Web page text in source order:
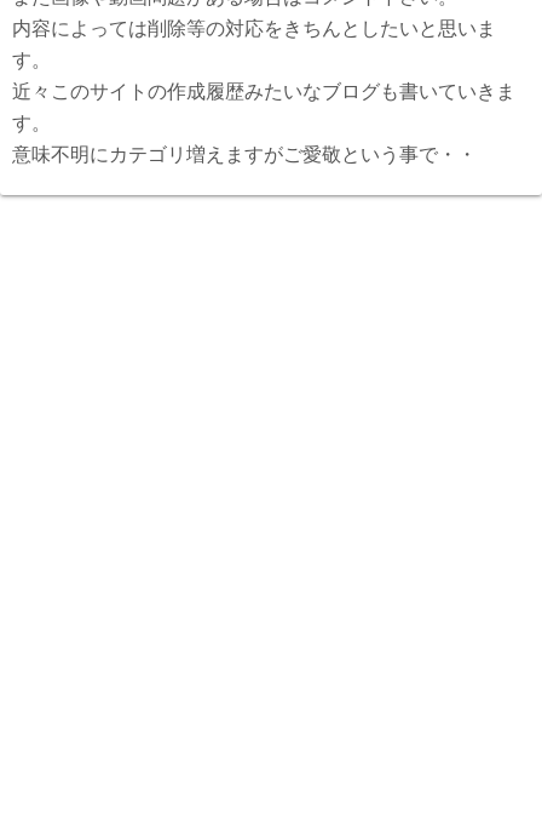
内容によっては削除等の対応をきちんとしたいと思いま
す。
近々このサイトの作成履歴みたいなブログも書いていきま
す。
意味不明にカテゴリ増えますがご愛敬という事で・・